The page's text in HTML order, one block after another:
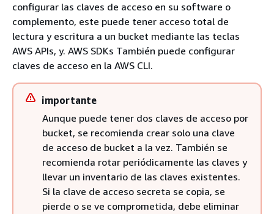
configurar las claves de acceso en su software o
complemento, este puede tener acceso total de
lectura y escritura a un bucket mediante las teclas
AWS APIs, y. AWS SDKs También puede configurar
claves de acceso en la AWS CLI.
importante
Aunque puede tener dos claves de acceso por
bucket, se recomienda crear solo una clave
de acceso de bucket a la vez. También se
recomienda rotar periódicamente las claves y
llevar un inventario de las claves existentes.
Si la clave de acceso secreta se copia, se
pierde o se ve comprometida, debe eliminar